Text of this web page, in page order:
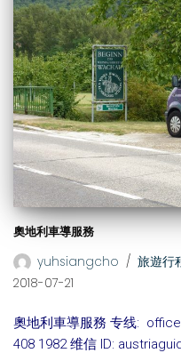
奧地利車導服務
yuhsiangcho
旅遊行
2018-07-21
奧地利車導服務 专线:
408 1982 维信 ID: